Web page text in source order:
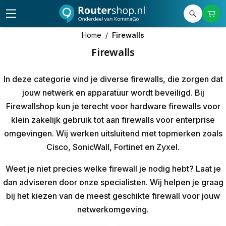
Home / Firewalls
Firewalls
In deze categorie vind je diverse firewalls, die zorgen dat
jouw netwerk en apparatuur wordt beveiligd. Bij
Firewallshop kun je terecht voor hardware firewalls voor
klein zakelijk gebruik tot aan firewalls voor enterprise
omgevingen. Wij werken uitsluitend met topmerken zoals
Cisco, SonicWall, Fortinet en Zyxel.
Weet je niet precies welke firewall je nodig hebt? Laat je
dan adviseren door onze specialisten. Wij helpen je graag
bij het kiezen van de meest geschikte firewall voor jouw
netwerkomgeving.